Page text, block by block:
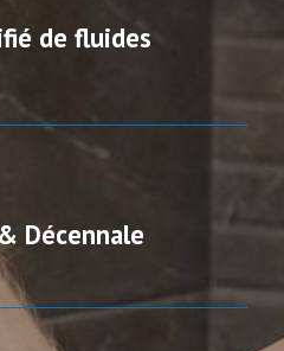
de fluides
Décennale